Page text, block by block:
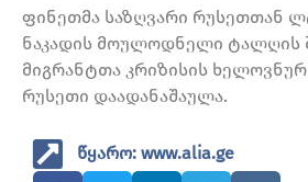
ფინეთმა საზღვარი რუსეთთან
ნაკადის მოულოდნელი ტალღის
მიგრანტთა კრიზისის
რუსეთი დაადანაშაულა.
წყარო: www.alia.ge